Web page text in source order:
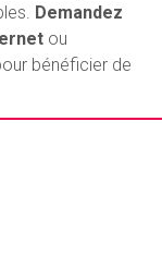
Demandez
ou
bénéficier de